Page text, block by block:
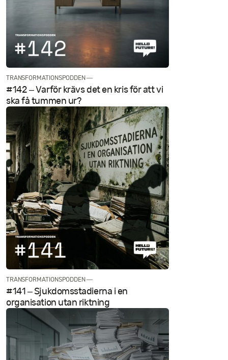
TRANSFORMATIONSPODDEN —
#142 – Varför krävs det en kris för att vi
ska få tummen ur?
TRANSFORMATIONSPODDEN —
#141 – Sjukdomsstadierna i en
organisation utan riktning